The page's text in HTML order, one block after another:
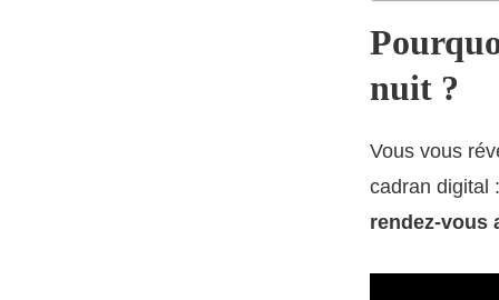
nuit ?
Vous vous
cadran digital
rendez-vous